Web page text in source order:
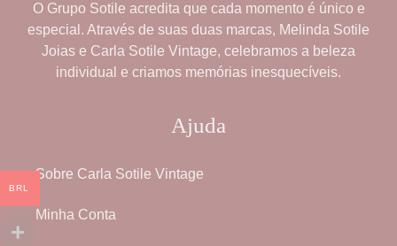
O Grupo Sotile acredita que cada momento é único e
especial. Através de suas duas marcas, Melinda Sotile
Joias e Carla Sotile Vintage, celebramos a beleza
individual e criamos memórias inesquecíveis.
Ajuda
Sobre Carla Sotile Vintage
Minha Conta
BRL